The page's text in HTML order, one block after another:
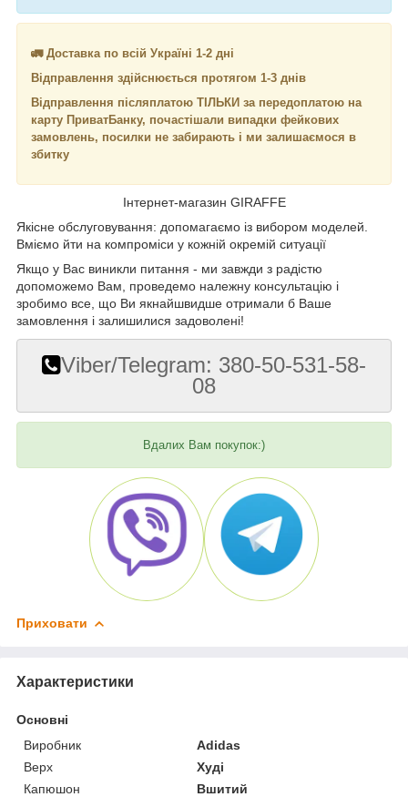
🚛 Доставка по всій Україні 1-2 дні
Відправлення здійснюється протягом 1-3 днів
Відправлення післяплатою ТІЛЬКИ за передоплатою на
карту ПриватБанку, почастішали випадки фейкових
замовлень, посилки не забирають і ми залишаємося в
збитку
Інтернет-магазин GIRAFFE
Якісне обслуговування: допомагаємо із вибором моделей.
Вміємо йти на компроміси у кожній окремій ситуації
Якщо у Вас виникли питання - ми завжди з радістю
допоможемо Вам, проведемо належну консультацію і
зробимо все, що Ви якнайшвидше отримали б Ваше
замовлення і залишилися задоволені!
Viber/Telegram: 380-50-531-58-
08
Вдалих Вам покупок:)
Приховати
Характеристики
Основні
Виробник
Adidas
Верх
Худі
Капюшон
Вшитий